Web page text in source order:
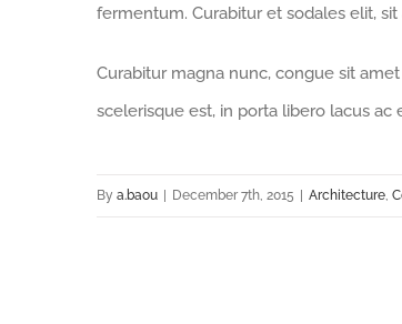
fermentum. Curabitur et sodales elit,
Curabitur magna nunc, congue sit
scelerisque est, in porta libero lacus
By a.baou | December 7th, 2015 | Architecture